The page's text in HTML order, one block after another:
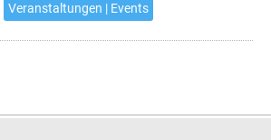
Veranstaltungen | Events